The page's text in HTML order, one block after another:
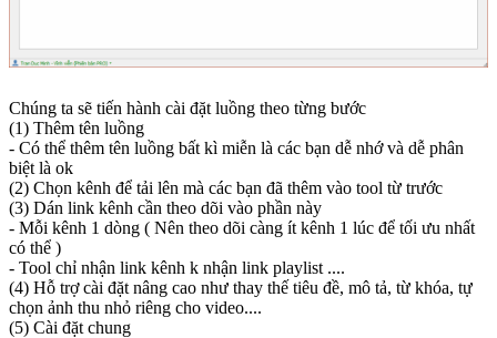
Chúng ta sẽ tiến hành cài đặt luồng theo từng bước
(1) Thêm tên luồng
- Có thể thêm tên luồng bất kì miễn là các bạn dễ nhớ và dễ phân
biệt là ok
(2) Chọn kênh để tải lên mà các bạn đã thêm vào tool từ trước
(3) Dán link kênh cần theo dõi vào phần này
- Mỗi kênh 1 dòng ( Nên theo dõi càng ít kênh 1 lúc để tối ưu nhất
có thể )
- Tool chỉ nhận link kênh k nhận link playlist ....
(4) Hỗ trợ cài đặt nâng cao như thay thế tiêu đề, mô tả, từ khóa, tự
chọn ảnh thu nhỏ riêng cho video....
(5) Cài đặt chung